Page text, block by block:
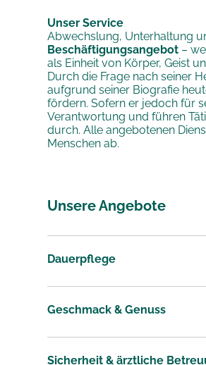
Unser Service
Abwechslung, Unterhaltung
Beschäftigungsangebot –
als Einheit von Körper, Geist
Durch die Frage nach seiner
aufgrund seiner Biografie
fördern. Sofern er jedoch für
Verantwortung und führen
durch. Alle angebotenen
Menschen ab.
Unsere Angebote
Dauerpflege
Geschmack & Genuss
Sicherheit & ärztliche